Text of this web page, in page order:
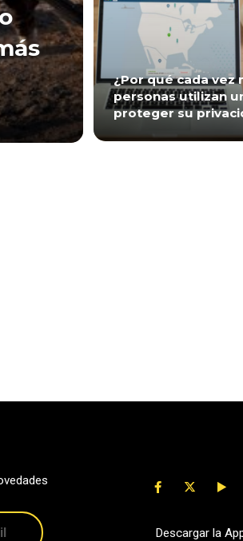
¿Por qué cada vez
personas utilizan
proteger su
Descargar la